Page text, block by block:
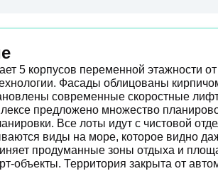
5 корпусов переменной этажности
Фасады облицованы
современные скоростные
предложено множество
Все лоты идут с чистовой
виды на море, которое видно
продуманные зоны отдыха и
объекты. Территория закрыта от